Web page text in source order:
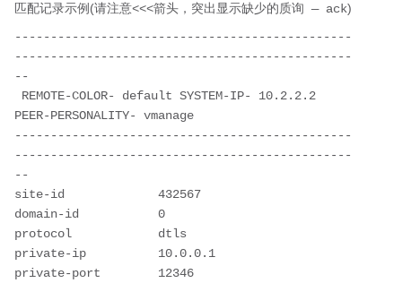
匹配记录示例(请注意<<<箭头 ，突出显示缺少的质询 — ack)
-----------------------------------------------
-----------------------------------------------
--
PEER-PERSONALITY- vmanage
-----------------------------------------------
-----------------------------------------------
--
site-id             432567
domain-id           0
protocol            dtls
private-ip          10.0.0.1
private-port        12346